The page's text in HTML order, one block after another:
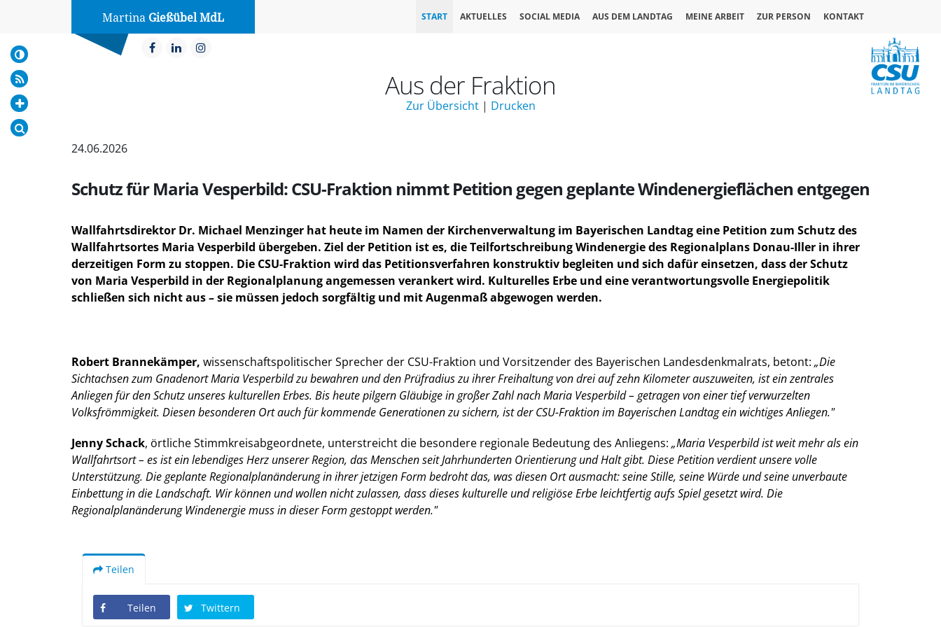
Martina Gießübel MdL START AKTUELLES SOCIAL MEDIA AUS DEM LANDTAG MEINE ARBEIT ZUR PERSON KONTAKT
Aus der Fraktion
Zur Übersicht| Drucken
24.06.2026
Schutz für Maria Vesperbild: CSU-Fraktion nimmt Petition gegen geplante Windenergieflächen entgegen
Wallfahrtsdirektor Dr. Michael Menzinger hat heute im Namen der Kirchenverwaltung im Bayerischen Landtag eine Petition zum Schutz des
Wallfahrtsortes Maria Vesperbild übergeben. Ziel der Petition ist es, die Teilfortschreibung Windenergie des Regionalplans Donau-Iller in ihrer
derzeitigen Form zu stoppen. Die CSU-Fraktion wird das Petitionsverfahren konstruktiv begleiten und sich dafür einsetzen, dass der Schutz
von Maria Vesperbild in der Regionalplanung angemessen verankert wird. Kulturelles Erbe und eine verantwortungsvolle Energiepolitik
schließen sich nicht aus – sie müssen jedoch sorgfältig und mit Augenmaß abgewogen werden.
Robert Brannekämper, wissenschaftspolitischer Sprecher der CSU-Fraktion und Vorsitzender des Bayerischen Landesdenkmalrats, betont: Die
Sichtachsen zum Gnadenort Maria Vesperbild zu bewahren und den Prüfradius zu ihrer Freihaltung von drei auf zehn Kilometer auszuweiten, ist ein zentrales
Anliegen für den Schutz unseres kulturellen Erbes. Bis heute pilgern Gläubige in großer Zahl nach Maria Vesperbild – getragen von einer tief verwurzelten
Volksfrömmigkeit. Diesen besonderen Ort auch für kommende Generationen zu sichern, ist der CSU-Fraktion im Bayerischen Landtag ein wichtiges Anliegen."
Jenny Schack, örtliche Stimmkreisabgeordnete, unterstreicht die besondere regionale Bedeutung des Anliegens: Maria Vesperbild ist weit mehr als ein
Wallfahrtsort – es ist ein lebendiges Herz unserer Region, das Menschen seit Jahrhunderten Orientierung und Halt gibt. Diese Petition verdient unsere volle
Unterstützung. Die geplante Regionalplanänderung in ihrer jetzigen Form bedroht das, was diesen Ort ausmacht: seine Stille, seine Würde und seine unverbaute
Einbettung in die Landschaft. Wir können und wollen nicht zulassen, dass dieses kulturelle und religiöse Erbe leichtfertig aufs Spiel gesetzt wird. Die
Regionalplanänderung Windenergie muss in dieser Form gestoppt werden."
Teilen
Teilen Twittern